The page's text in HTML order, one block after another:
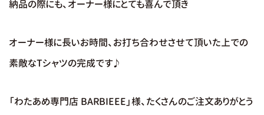
納品の際にも、オーナー様にとても喜んで頂き
オーナー様に長いお時間、お打ち合わせさせて頂いた上での
素敵なTシャツの完成です♪
「わたあめ専門店 BARBIEEE」様、たくさんのご注文ありがとう